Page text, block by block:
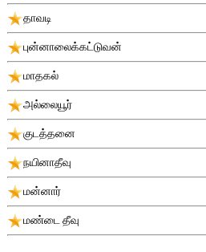
தாவடி
புன்னாலைக்கட்டுவன்
மாதகல்
அல்லையூர்
குடத்தனை
நயினாதீவு
மன்னார்
மண்டை தீவு